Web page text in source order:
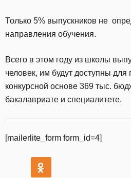
Только 5% выпускников не
направления обучения.
Всего в этом году из школы
человек, им будут доступны для
конкурсной основе 369 тыс.
бакалавриате и специалитете.
[mailerlite_form form_id=4]